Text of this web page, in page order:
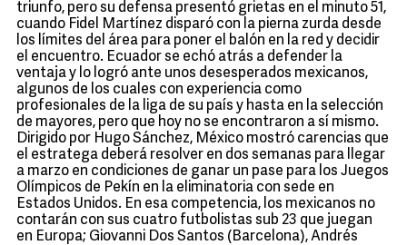
triunfo, pero su defensa presentó grietas en el minuto 51,
cuando Fidel Martínez disparó con la pierna zurda desde
los límites del área para poner el balón en la red y decidir
el encuentro. Ecuador se echó atrás a defender la
ventaja y lo logró ante unos desesperados mexicanos,
algunos de los cuales con experiencia como
profesionales de la liga de su país y hasta en la selección
de mayores, pero que hoy no se encontraron a sí mismo.
Dirigido por Hugo Sánchez, México mostró carencias que
el estratega deberá resolver en dos semanas para llegar
a marzo en condiciones de ganar un pase para los Juegos
Olímpicos de Pekín en la eliminatoria con sede en
Estados Unidos. En esa competencia, los mexicanos no
contarán con sus cuatro futbolistas sub 23 que juegan
en Europa; Giovanni Dos Santos (Barcelona), Andrés